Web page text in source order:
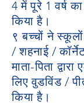
4 में पूरे 1 वर्ष
किया है।
९ बच्चों ने
/ शहनाई /
माता-पिता
लिए वुडविंड /
किया है।